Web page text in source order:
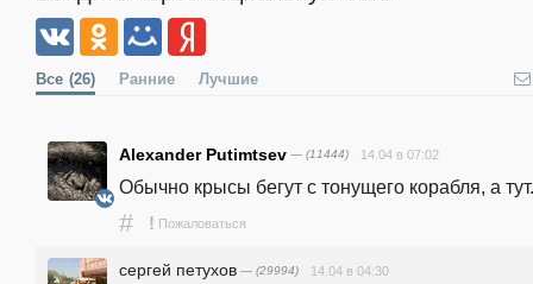
Все (26) Ранние Лучшие
Alexander Putimtsev — (11444) 14.04 в 07:02
Обычно крысы бегут с тонущего корабля, а
# ! Пожаловаться
сергей петухов — (29994) 14.04 в 04:30